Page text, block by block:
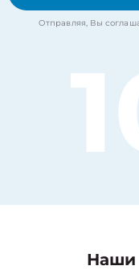
Отправляя, Вы
Наши